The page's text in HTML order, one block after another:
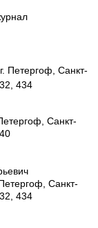
Петергоф, Санкт-
434
Санкт-
Санкт-
434